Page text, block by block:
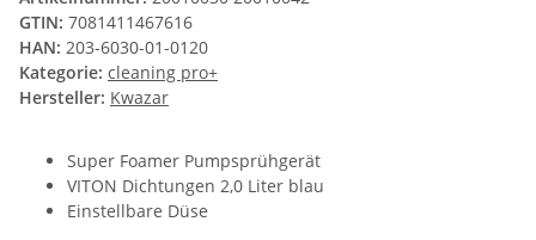
GTIN: 7081411467616
HAN: 203-6030-01-0120
Kategorie: cleaning pro+
Hersteller: Kwazar
Super Foamer Pumpsprühgerät
VITON Dichtungen 2,0 Liter blau
Einstellbare Düse